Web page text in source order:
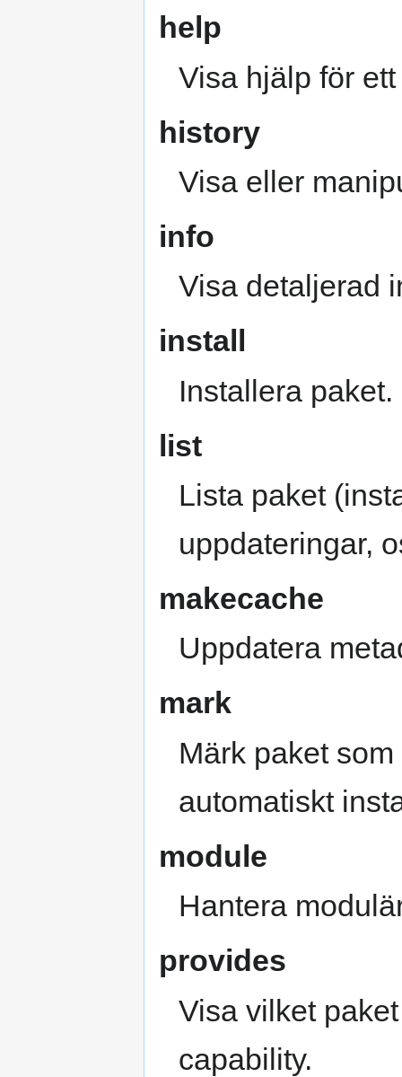
help
Visa hjälp för
history
Visa eller
info
Visa detaljerad
install
Installera paket.
list
Lista paket
uppdateringar,
makecache
Uppdatera
mark
Märk paket
automatiskt
module
Hantera
provides
Visa vilket
capability.